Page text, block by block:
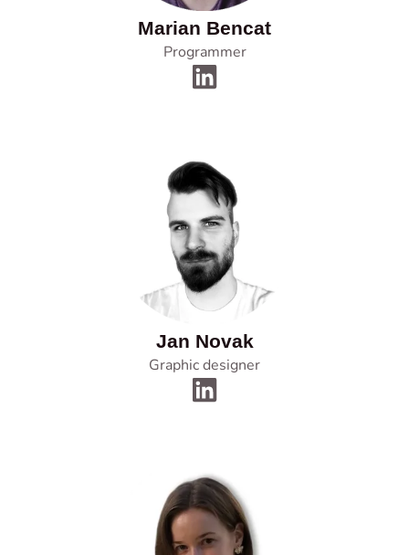
Marian Bencat
Programmer
Jan Novak
Graphic designer